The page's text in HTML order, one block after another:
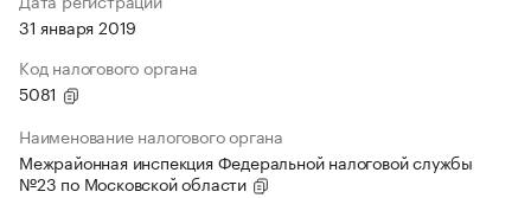
31 января 2019
Код налогового органа
5081
Наименование налогового органа
Межрайонная инспекция Федеральной налоговой службы
№23 по Московской области